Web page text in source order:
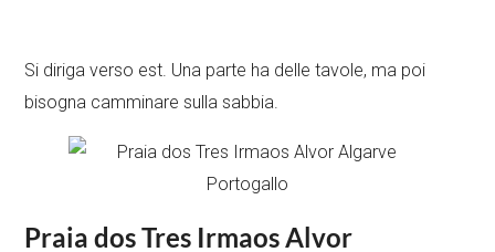
Si diriga verso est. Una parte ha delle tavole, ma poi
bisogna camminare sulla sabbia.
Praia dos Tres Irmaos Alvor